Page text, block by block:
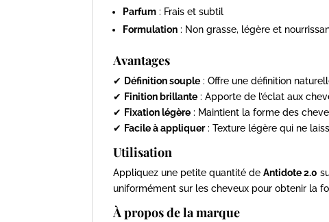
Parfum : Frais et subtil
Formulation : Non grasse, légère et
Avantages
✔ Définition souple : Offre une définition
✔ Finition brillante : Apporte de l’éclat aux
✔ Fixation légère : Maintient la forme des
✔ Facile à appliquer: Texture légère qui ne
Utilisation
Appliquez une petite quantité deAntidote 2.0
uniformément sur les cheveux pour obtenir la
À propos de la marque